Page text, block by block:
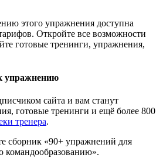
этого упражнения доступна
Откройте все возможности
готовые тренинги, упражнения,
упражнению
сайта и вам станут
готовые тренинги и ещё более 800
тренера.
сборник «90+ упражнений для
командообразованию».